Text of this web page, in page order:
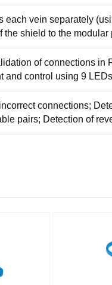
each vein separately
the shield to the
of connections in
and control using 9
connections;
pairs; Detection of